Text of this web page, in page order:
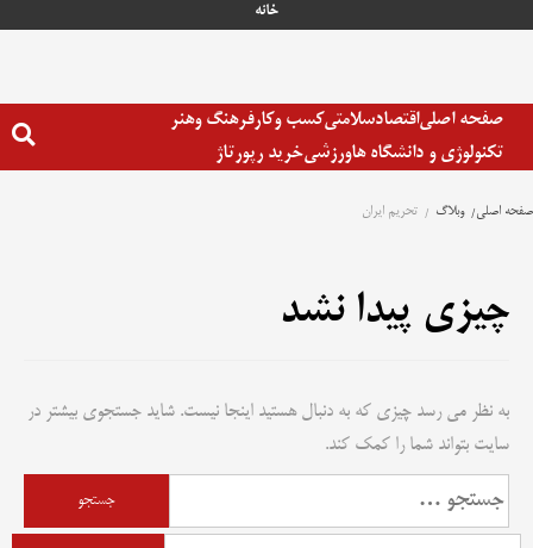
خانه
صفحه اصلیاقتصادسلامتیکسب وکارفرهنگ وهنر
تکنولوژی و دانشگاه هاورزشیخرید رپورتاژ
صفحه اصلی وبلاگ تحریم ایران
چیزی پیدا نشد
به نظر می رسد چیزی که به دنبال هستید اینجا نیست. شاید جستجوی بیشتر در
سایت بتواند شما را کمک کند.
جستجو
برای: